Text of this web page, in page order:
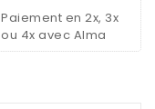
Paiement en 2x, 3x
ou 4x avec Alma